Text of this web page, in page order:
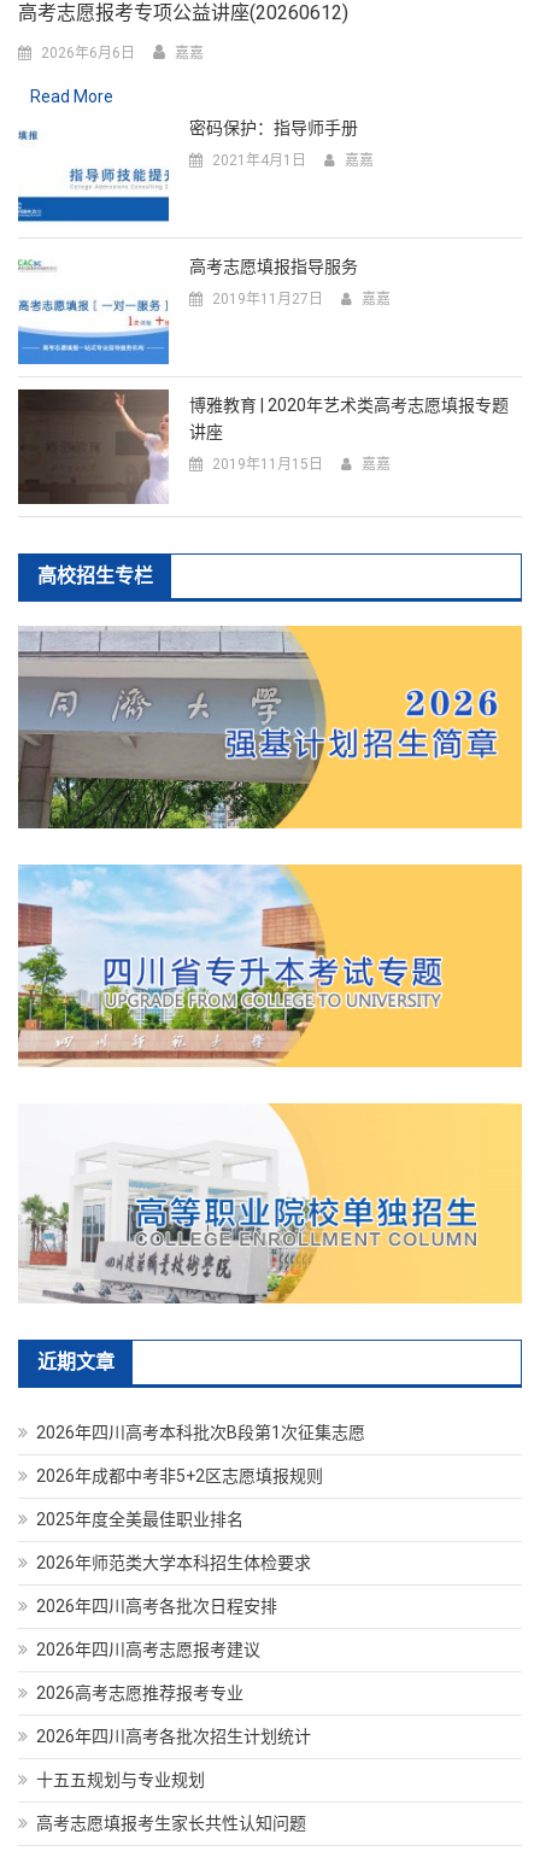
高考志愿报考专项公益讲座(20260612)
2026年6月6日 嘉嘉
Read More
密码保护：指导师手册
2021年4月1日 嘉嘉
高考志愿填报指导服务
2019年11月27日 嘉嘉
博雅教育 | 2020年艺术类高考志愿填报专题
讲座
2019年11月15日 嘉嘉
高校招生专栏
近期文章
2026年四川高考本科批次B段第1次征集志愿
2026年成都中考非5+2区志愿填报规则
2025年度全美最佳职业排名
2026年师范类大学本科招生体检要求
2026年四川高考各批次日程安排
2026年四川高考志愿报考建议
2026高考志愿推荐报考专业
2026年四川高考各批次招生计划统计
十五五规划与专业规划
高考志愿填报考生家长共性认知问题